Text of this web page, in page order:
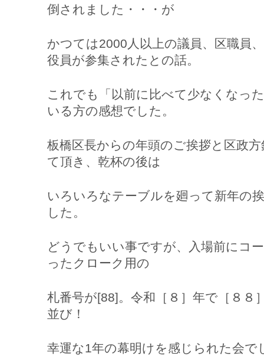
倒されました・・・が
かつては2000人以上の議員、区職員
役員が参集されたとの話。
これでも「以前に比べて少なくなっ
いる方の感想でした。
板橋区長からの年頭のご挨拶と区政
て頂き、乾杯の後は
いろいろなテーブルを廻って新年の
した。
どうでもいい事ですが、入場前にコ
ったクローク用の
札番号が[88]。令和［８］年で［８８
並び！
幸運な1年の幕明けを感じられた会で